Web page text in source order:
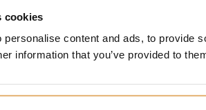
cookies
personalise content and ads, to provide
information that you’ve provided to